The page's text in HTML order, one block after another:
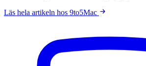
Läs hela artikeln hos 9to5Mac